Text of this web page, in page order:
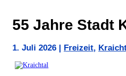
55 Jahre Stadt
1. Juli 2026 Freizeit,